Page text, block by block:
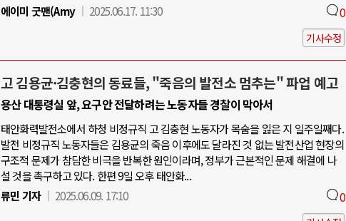
에이미 굿맨(Amy
2025.06.17. 11:30 0
기사수정
고 김용균·김충현의 동료들, "죽음의 발전소 멈추는" 파업 예고
용산 대통령실 앞, 요구안 전달하려는 노동자들 경찰이 막아서
태안화력발전소에서 하청 비정규직 고 김충현 노동자가 목숨을 잃은 지 일주일째다.
발전 비정규직 노동자들은 김용균의 죽음 이후에도 달라진 것 없는 발전산업 현장의
구조적 문제가 참담한 비극을 반복한 원인이라며, 정부가 근본적인 문제 해결에 나
설 것을 촉구하고 있다. 한편 9일 오후 태안화...
류민 기자
2025.06.09. 17:10 0